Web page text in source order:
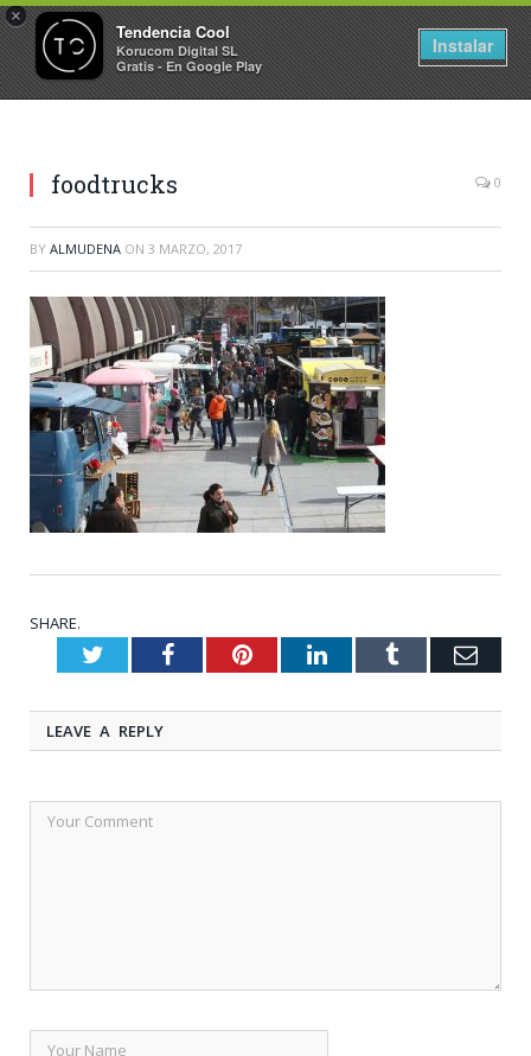
×
Tendencia Cool
Korucom Digital SL
Gratis - En Google Play
Instalar
foodtrucks 0
BY ALMUDENA ON 3 MARZO, 2017
SHARE.
TwitterFacebookPinterestLinkedInTumblr
LEAVE A REPLY